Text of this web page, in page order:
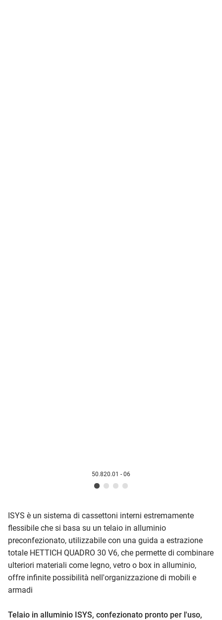
50.820.01 - 06
ISYS è un sistema di cassettoni interni estremamente
flessibile che si basa su un telaio in alluminio
preconfezionato, utilizzabile con una guida a estrazione
totale HETTICH QUADRO 30 V6, che permette di combinare
ulteriori materiali come legno, vetro o box in alluminio,
offre infinite possibilità nell'organizzazione di mobili e
armadi
Telaio in alluminio ISYS, confezionato pronto per l'uso,